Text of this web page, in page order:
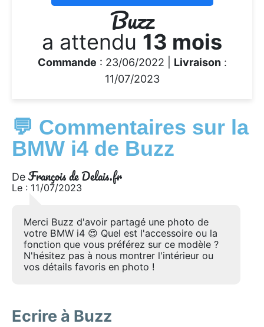
Buzz
a attendu 13 mois
Commande : 23/06/2022 | Livraison:
11/07/2023
💬 Commentaires sur la
BMW i4 de Buzz
De François de Delais.fr
Le : 11/07/2023
Merci Buzz d'avoir partagé une photo de
votre BMW i4 😍 Quel est l'accessoire ou la
fonction que vous préférez sur ce modèle ?
N'hésitez pas à nous montrer l'intérieur ou
vos détails favoris en photo !
Ecrire à Buzz